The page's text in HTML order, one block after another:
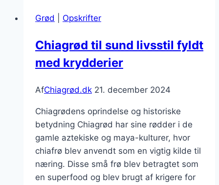
nødder
perfekt
balance
Grød Opskrifter
Chiagrød til sund livsstil fyldt
med krydderier
AfChiagrød.dk 21. december 2024
Chiagrødens oprindelse og historiske
betydning Chiagrød har sine rødder i de
gamle aztekiske og maya-kulturer, hvor
chiafrø blev anvendt som en vigtig kilde til
næring. Disse små frø blev betragtet som
en superfood og blev brugt af krigere for